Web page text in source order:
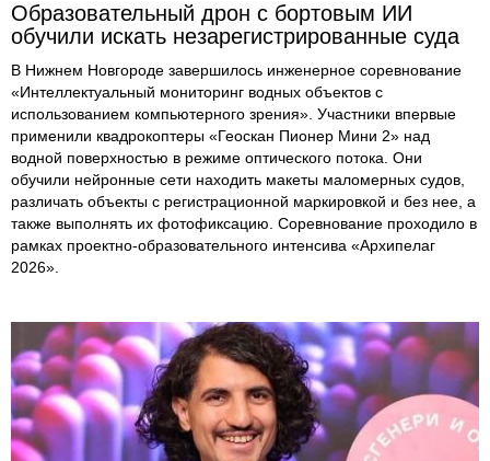
Образовательный дрон с бортовым ИИ
обучили искать незарегистрированные суда
В Нижнем Новгороде завершилось инженерное соревнование
«Интеллектуальный мониторинг водных объектов с
использованием компьютерного зрения». Участники впервые
применили квадрокоптеры «Геоскан Пионер Мини 2» над
водной поверхностью в режиме оптического потока. Они
обучили нейронные сети находить макеты маломерных судов,
различать объекты с регистрационной маркировкой и без нее, а
также выполнять их фотофиксацию. Соревнование проходило в
рамках проектно-образовательного интенсива «Архипелаг
2026».